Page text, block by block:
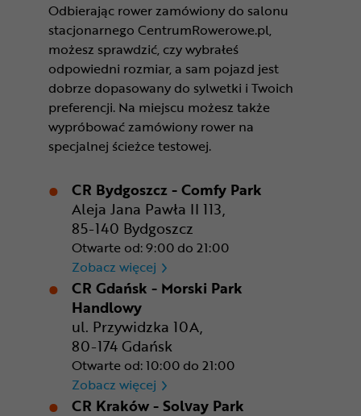
Odbierając rower zamówiony do salonu
stacjonarnego CentrumRowerowe.pl,
możesz sprawdzić, czy wybrałeś
odpowiedni rozmiar, a sam pojazd jest
dobrze dopasowany do sylwetki i Twoich
preferencji. Na miejscu możesz także
wypróbować zamówiony rower na
specjalnej ścieżce testowej.
CR Bydgoszcz - Comfy Park
Aleja Jana Pawła II 113,
85-140 Bydgoszcz
Otwarte od: 9:00 do 21:00
Zobacz więcej CR Bydgoszcz - Comfy Park
CR Gdańsk - Morski Park
Handlowy
ul. Przywidzka 10A,
80-174 Gdańsk
Otwarte od: 10:00 do 21:00
Zobacz więcej CR Gdańsk - Morski Park
CR Kraków - Solvay Park